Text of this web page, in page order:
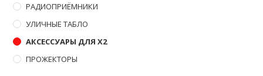
РАДИОПРИЁМНИКИ
УЛИЧНЫЕ ТАБЛО
АКСЕССУАРЫ ДЛЯ X2
ПРОЖЕКТОРЫ